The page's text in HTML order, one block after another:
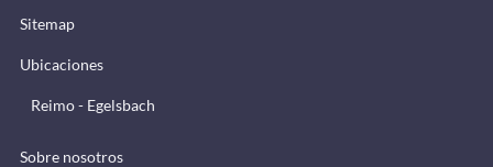
Sitemap
Ubicaciones
Reimo - Egelsbach
Sobre nosotros